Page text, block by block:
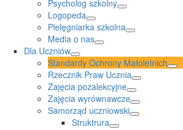
Psycholog szkolny
Logopeda
Pielęgniarka szkolna
Media o nas
Dla Uczniów
Standardy Ochrony Małoletnich
Rzecznik Praw Ucznia
Zajęcia pozalekcyjne
Zajęcia wyrównawcze
Samorząd uczniowski
Struktrura